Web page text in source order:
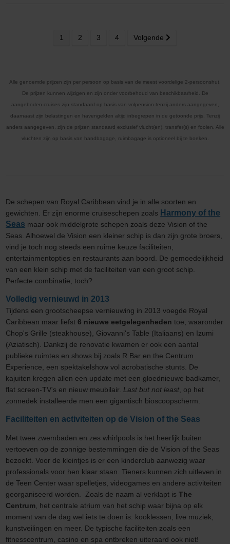
1 2 3 4 Volgende
Alle genoemde prijzen zijn per persoon op basis van de meest voordelige 2-persoonshut.
De prijzen kunnen wijzigen en zijn onder voorbehoud van beschikbaarheid. De
aangeboden cruises zijn standaard op basis van volpension tenzij anders aangegeven,
daarnaast zijn belastingen en havengelden altijd inbegrepen in de getoonde prijs. Tenzij
anders aangegeven, zijn de prijzen standaard exclusief vlucht(en), transfer(s) en fooien. Alle
vluchten zijn op basis van handbagage, ruimbagage is optioneel bij te boeken.
De schepen van Royal Caribbean vind je in alle soorten en
gewichten. Er zijn enorme cruiseschepen zoals Harmony of the
Seas maar ook middelgrote schepen zoals deze Vision of the
Seas. Alhoewel de Vision een kleiner schip is dan zijn grote broers,
vind je toch nog steeds een ruime keuze faciliteiten,
entertainmentopties en restaurants aan boord. De gemoedelijkheid
van een klein schip met de faciliteiten van een groot schip.
Perfecte combinatie, toch?
Volledig vernieuwd in 2013
Tijdens een grootscheepse vernieuwing in 2013 voegde Royal
Caribbean maar liefst6 nieuwe eetgelegenheden toe, waaronder
Chop's Grille (steakhouse), Giovanni's Table (Italiaans) en Izumi
(Aziatisch). Dankzij de renovatie kwamen er ook een aantal
publieke ruimtes en shows bij zoals R Bar en the Centrum
Experience, een spektakelshow vol acrobatische stunts. De
kajuiten kregen allen een update met een gloednieuwe badkamer,
flat screen-TV's en nieuw meubilair.Last but not least, op het
zonnedek installeerde men een gigantisch bioscoopscherm.
Faciliteiten en activiteiten op de Vision of the Seas
Met twee zwembaden en zes whirlpools is het heerlijk buiten
vertoeven op de zonnige bestemmingen die de Vision of the Seas
bezoekt. Voor de kleintjes is er een kinderclub aanwezig waar
professionals voor hen klaar staan. Tieners kunnen zich uitleven in
de Teen Center waar spelletjes, videogames en andere activiteiten
georganiseerd worden. Zoals de naam al verklapt isThe
Centrum, het centrale atrium van het schip waar bijna op elk
moment van de dag wel iets te doen is: kooklessen, live muziek,
kunstveilingen en meer. De typische faciliteiten zoals een
fitnesscentrum, casino en spa ontbreken uiteraard ook niet!